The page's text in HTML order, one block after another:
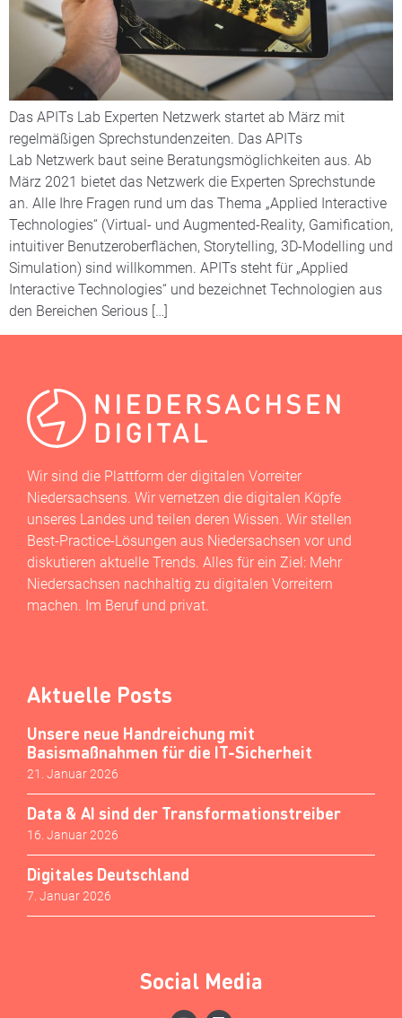
Das APITs Lab Experten Netzwerk startet ab März mit
regelmäßigen Sprechstundenzeiten. Das APITs
Lab Netzwerk baut seine Beratungsmöglichkeiten aus. Ab
März 2021 bietet das Netzwerk die Experten Sprechstunde
an. Alle Ihre Fragen rund um das Thema „Applied Interactive
Technologies“ (Virtual- und Augmented-Reality, Gamification,
intuitiver Benutzeroberflächen, Storytelling, 3D-Modelling und
Simulation) sind willkommen. APITs steht für „Applied
Interactive Technologies“ und bezeichnet Technologien aus
den Bereichen Serious […]
Wir sind die Plattform der digitalen Vorreiter
Niedersachsens. Wir vernetzen die digitalen Köpfe
unseres Landes und teilen deren Wissen. Wir stellen
Best-Practice-Lösungen aus Niedersachsen vor und
diskutieren aktuelle Trends. Alles für ein Ziel: Mehr
Niedersachsen nachhaltig zu digitalen Vorreitern
machen. Im Beruf und privat.
Aktuelle Posts
Unsere neue Handreichung mit
Basismaßnahmen für die IT-Sicherheit
21. Januar 2026
Data & AI sind der Transformationstreiber
16. Januar 2026
Digitales Deutschland
7. Januar 2026
Social Media